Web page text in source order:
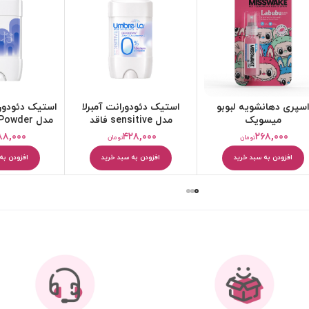
استیک دئودورانت آمبرلا
لیتر
۴۲۸,۰۰۰
افزودن به سبد خرید
استیک دئودورانت پودری اتو
مدل OTTO Powder حجم
40 میلی لیتر
۵۸۸,۰۰۰
افزودن به سبد خرید